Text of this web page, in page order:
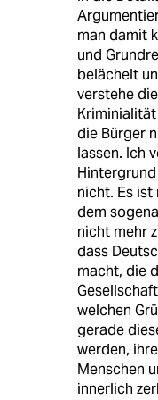
man damit
und
belächelt
verstehe
die Bürger
lassen. Ich
nicht. Es
dem
nicht mehr
dass
macht, die
welchen
gerade
werden,
Menschen
innerlich